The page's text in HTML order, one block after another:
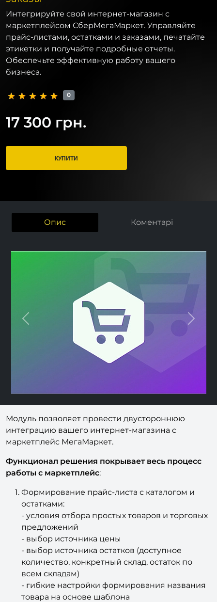
Интегрируйте свой интернет-магазин с
маркетплейсом СберМегаМаркет. Управляйте
прайс-листами, остатками и заказами, печатайте
этикетки и получайте подробные отчеты.
Обеспечьте эффективную работу вашего
бизнеса.
0
17 300 грн.
КУПИТИ
Опис Коментарі
Previous Next
Модуль позволяет провести двустороннюю
интеграцию вашего интернет-магазина с
маркетплейс МегаМаркет.
Функционал решения покрывает весь процесс
работы с маркетплейс:
Формирование прайс-листа с каталогом и
остатками:
- условия отбора простых товаров и торговых
предложений
- выбор источника цены
- выбор источника остатков (доступное
количество, конкретный склад, остаток по
всем складам)
- гибкие настройки формирования названия
товара на основе шаблона